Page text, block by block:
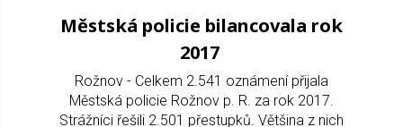
Městská policie bilancovala rok
2017
Rožnov - Celkem 2.541 oznámení přijala
Městská policie Rožnov p. R. za rok 2017.
Strážníci řešili 2.501 přestupků. Většina z nich